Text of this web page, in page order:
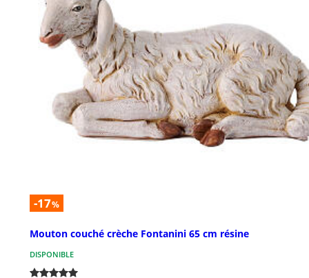
-17%
Mouton couché crèche Fontanini 65 cm résine
DISPONIBLE